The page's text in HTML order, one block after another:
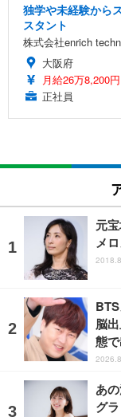
独学や未経験から
スタント
株式会社enrich
大阪府
月給26万8,200
正社員
元
メ
脳
態
あ
グ